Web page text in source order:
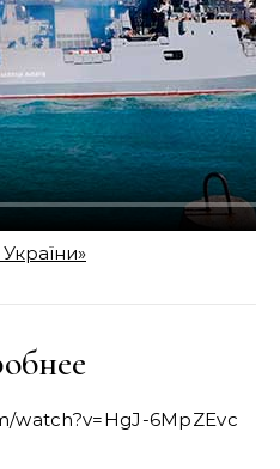
watch?v=HgJ-6MpZEvc